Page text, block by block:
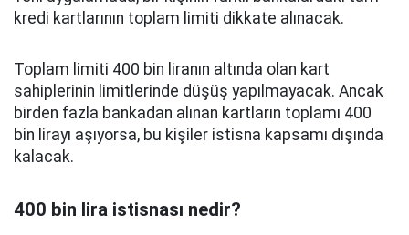
kredi kartlarının toplam limiti dikkate alınacak.
Toplam limiti 400 bin liranın altında olan kart
sahiplerinin limitlerinde düşüş yapılmayacak. Ancak
birden fazla bankadan alınan kartların toplamı 400
bin lirayı aşıyorsa, bu kişiler istisna kapsamı dışında
kalacak.
400 bin lira istisnası nedir?